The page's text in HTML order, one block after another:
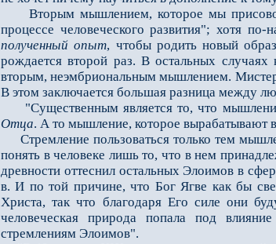
Вторым мышлением, которое мы
процессе человеческого развития"; хотя
полученный опыт, чтобы родить новый
рождается второй раз. В остальных
вторым, неэмбриональным мышлением.
В этом заключается большая разница между
"Существенным является то, что
Отца. А то мышление, которое вырабатывают
Стремление пользоваться только тем
понять в человеке лишь то, что в нeм
древности оттеснил остальных Элоимов в
в. И по той причине, что Бог Ягве как бы
Христа, так что благодаря Его силе они
человеческая природа попала под
стремлениям Элоимов".